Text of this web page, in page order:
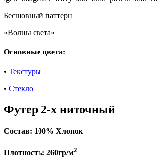
Бесшовный паттерн
«Волны света»
Основные цвета:
• Текстуры
• Стекло
Футер 2-х ниточный
Состав: 100% Хлопок
Плотность: 260гр/м2